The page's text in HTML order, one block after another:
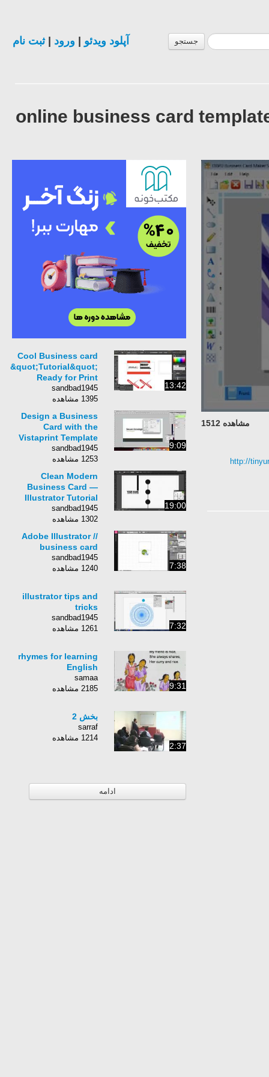
جستجو آپلود ویدئو| ورود| ثبت نام
online business card
مشاهده 1512
http://
13:42
Cool Business card
&quot;Tutorial&quot;
Ready for Print
sandbad1945
1395 مشاهده
9:09
Design a Business
Card with the
Vistaprint Template
sandbad1945
1253 مشاهده
19:00
Clean Modern
Business Card —
Illustrator Tutorial
sandbad1945
1302 مشاهده
7:38
Adobe Illustrator //
business card
sandbad1945
1240 مشاهده
7:32
illustrator tips and
tricks
sandbad1945
1261 مشاهده
9:31
rhymes for learning
English
samaa
2185 مشاهده
2:37
بخش 2
sarraf
1214 مشاهده
ادامه